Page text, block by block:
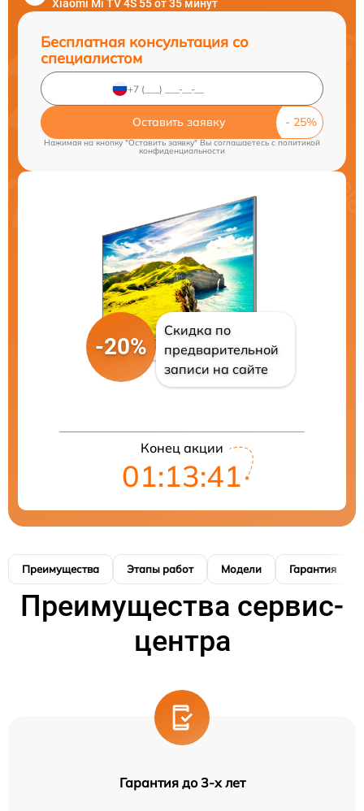
Xiaomi Mi TV 4S 55 от 35 минут
Бесплатная консультация со
специалистом
Оставить заявку
Нажимая на кнопку "Оставить заявку" Вы соглашаетесь cполитикой
конфиденциальности
-20%
Скидка по
предварительной
записи на сайте
Конец акции
01:13:40
Преимущества Этапы работ Модели Гарантия
Преимущества сервис-
центра
Гарантия до 3-х лет